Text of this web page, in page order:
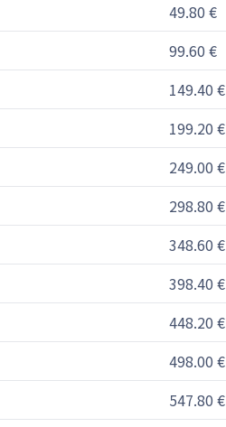
49.80 €
99.60 €
149.40 €
199.20 €
249.00 €
298.80 €
348.60 €
398.40 €
448.20 €
498.00 €
547.80 €